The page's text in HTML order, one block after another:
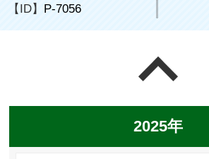
【ID】 P-7056
2025年